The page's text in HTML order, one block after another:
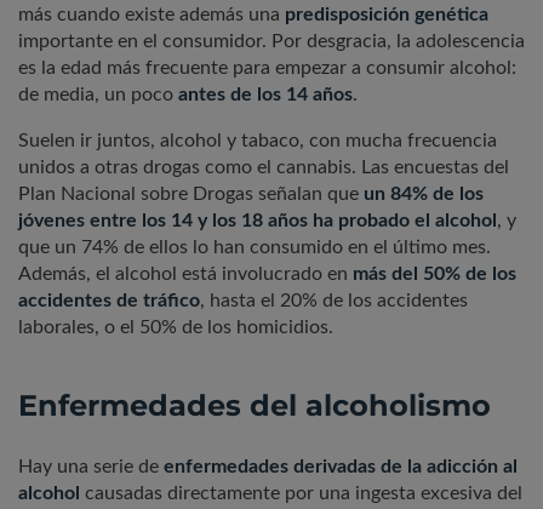
más cuando existe además una predisposición genética
importante en el consumidor. Por desgracia, la adolescencia
es la edad más frecuente para empezar a consumir alcohol:
de media, un poco antes de los 14 años.
Suelen ir juntos, alcohol y tabaco, con mucha frecuencia
unidos a otras drogas como el cannabis. Las encuestas del
Plan Nacional sobre Drogas señalan que un 84% de los
jóvenes entre los 14 y los 18 años ha probado el alcohol , y
que un 74% de ellos lo han consumido en el último mes.
Además, el alcohol está involucrado en más del 50% de los
accidentes de tráfico, hasta el 20% de los accidentes
laborales, o el 50% de los homicidios.
Enfermedades del alcoholismo
Hay una serie de enfermedades derivadas de la adicción al
alcohol causadas directamente por una ingesta excesiva del